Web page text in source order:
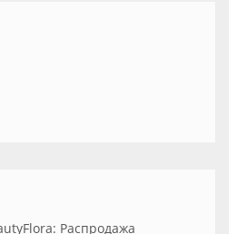
Распродажа